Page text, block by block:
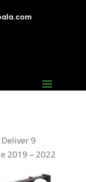
9
2019 – 2022